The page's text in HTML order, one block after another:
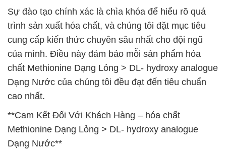
Sự đào tạo chính xác là chìa khóa để hiểu rõ quá
trình sản xuất hóa chất, và chúng tôi đặt mục tiêu
cung cấp kiến thức chuyên sâu nhất cho đội ngũ
của mình. Điều này đảm bảo mỗi sản phẩm hóa
chất Methionine Dạng Lỏng > DL- hydroxy analogue
Dạng Nước của chúng tôi đều đạt đến tiêu chuẩn
cao nhất.
**Cam Kết Đối Với Khách Hàng – hóa chất
Methionine Dạng Lỏng > DL- hydroxy analogue
Dạng Nước**